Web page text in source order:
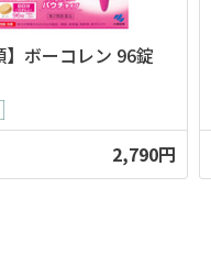
】ボーコレン 96錠
2,790円